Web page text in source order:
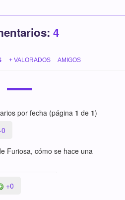
4
+ VALORADOS AMIGOS
por fecha (página 1 de 1)
Furiosa, cómo se hace una
+0